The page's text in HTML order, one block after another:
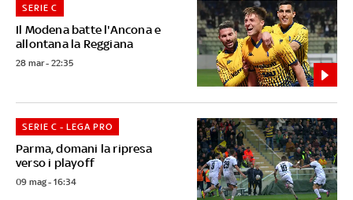
Il Modena batte l'Ancona e
allontana la Reggiana
SERIE C
28 mar - 22:35
Parma, domani la ripresa
verso i playoff
SERIE C - LEGA PRO
09 mag - 16:34